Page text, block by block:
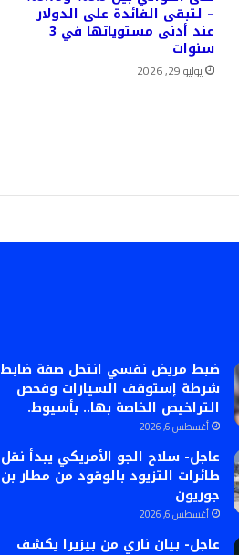
– لتبقى الفائدة على الدولار
عند أدنى مستوياتها في 3
سنوات
يوليو 29, 2026
ضبط مريض نفسي انتحل صفة ضابط
شرطة إستوقف السيارات وفحص
التراخيص الخاصة بها.. بأسيوط.
أغسطس 6, 2026
عاجل- سلاح الجو الأمريكي يبدأ نقل
طائرات التزيود بالوقود من مطار بن
جوريون
أغسطس 6, 2026
عاجل- بيان ناري من بيزيرا يكشف